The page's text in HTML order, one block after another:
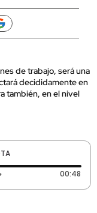
de trabajo, será una
decididamente en
también, en el nivel
00:48